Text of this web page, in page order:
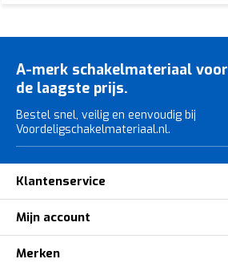
A-merk schakelmateriaal voor
de laagste prijs.
Bestel snel, veilig en eenvoudig bij
Voordeligschakelmateriaal.nl.
Klantenservice
Mijn account
Merken